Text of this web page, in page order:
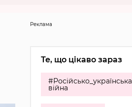
Реклама
Те, що цікаво зараз
#Російсько_українська
війна